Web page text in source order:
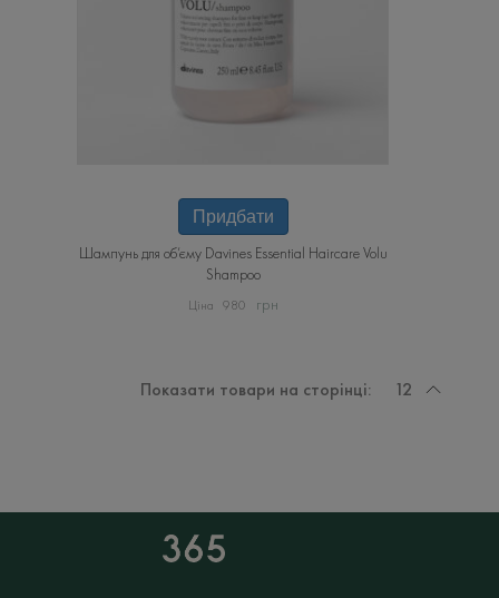
Придбати
має
кілька
сторінці
Шампунь для об’єму Davines Essential Haircare Volu
Shampoo
980 грн
Показати товари на сторінці: 12